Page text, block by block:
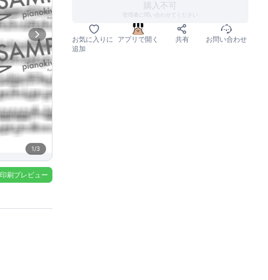
1/3
印刷プレビュー
購入不可
管理者に問い合わせてください
お気に入りに
追加
アプリで開く 共有 お問い合わせ